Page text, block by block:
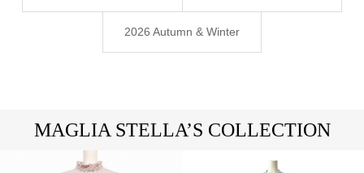
2026 Autumn & Winter
MAGLIA STELLA’S COLLECTION